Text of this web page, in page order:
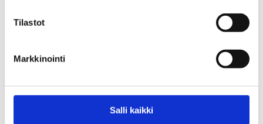
Tilastot
Markkinointi
Salli kaikki
kesäkaudella 1.6.-31.8.